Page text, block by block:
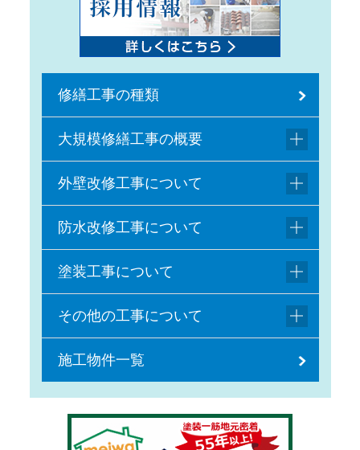
修繕工事の種類
大規模修繕工事の概要
外壁改修工事について
防水改修工事について
塗装工事について
その他の工事について
施工物件一覧